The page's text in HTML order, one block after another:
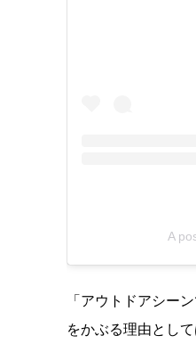
A
「アウトドアシー
をかぶる理由とし